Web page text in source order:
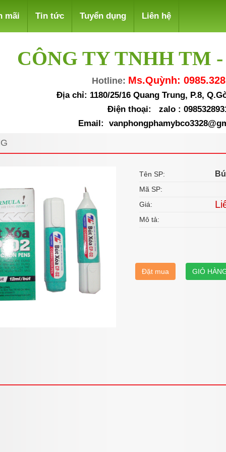
mãi Tin tức Tuyển dụng Liên hệ
CÔNG TY TNHH TM
Hotline: Ms.Quỳnh:
Địa chỉ: 1180/25/16 Quang Trung, P.8,
Điện thoại: zalo :
Email:
Tên SP:
Mã SP:
Giá:
Mô tả:
Đặt mua GIỎ